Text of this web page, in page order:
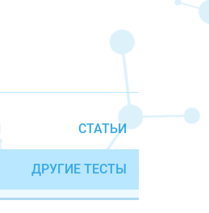
СТАТЬИ
ДРУГИЕ ТЕСТЫ